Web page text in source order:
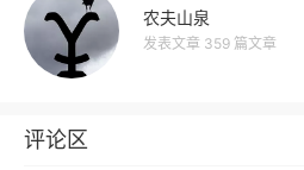
农夫山泉
发表文章 359 篇文章
评论区